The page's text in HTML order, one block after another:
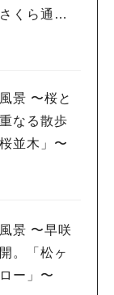
くら通
景 〜桜と
なる散歩
並木」〜
景 〜早咲
。「松ヶ
ー」〜